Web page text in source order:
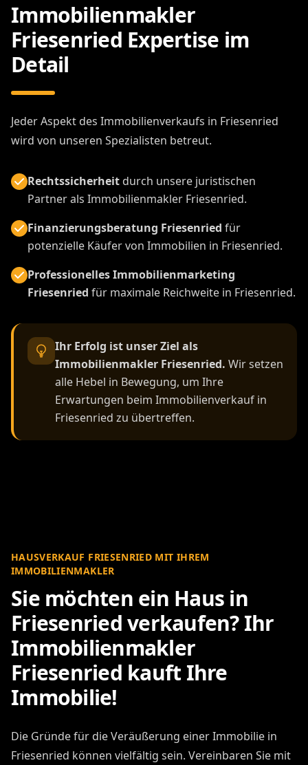
Immobilienmakler
Friesenried Expertise im
Detail
Jeder Aspekt des Immobilienverkaufs in Friesenried
wird von unseren Spezialisten betreut.
Rechtssicherheitdurch unsere juristischen
Partner als Immobilienmakler Friesenried.
Finanzierungsberatung Friesenried für
potenzielle Käufer von Immobilien in Friesenried.
Professionelles Immobilienmarketing
Friesenried für maximale Reichweite in Friesenried.
Ihr Erfolg ist unser Ziel als
Immobilienmakler Friesenried. Wir setzen
alle Hebel in Bewegung, um Ihre
Erwartungen beim Immobilienverkauf in
Friesenried zu übertreffen.
HAUSVERKAUF FRIESENRIED MIT IHREM
IMMOBILIENMAKLER
Sie möchten ein Haus in
Friesenried verkaufen? Ihr
Immobilienmakler
Friesenried kauft Ihre
Immobilie!
Die Gründe für die Veräußerung einer Immobilie in
Friesenried können vielfältig sein. Vereinbaren Sie mit